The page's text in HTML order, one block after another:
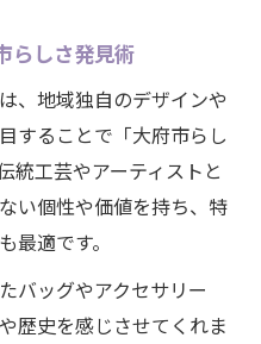
らしさ発見術
、地域独自のデザインや
することで「大府市らし
統工芸やアーティストと
い個性や価値を持ち、特
最適です。
バッグやアクセサリー
歴史を感じさせてくれま